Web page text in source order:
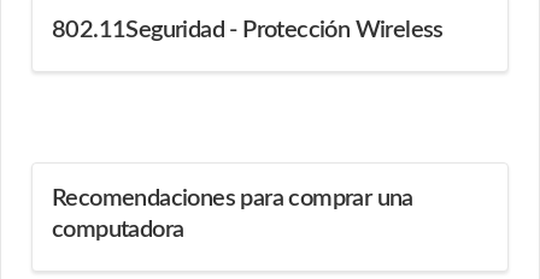
802.11Seguridad - Protección Wireless
Recomendaciones para comprar una
computadora